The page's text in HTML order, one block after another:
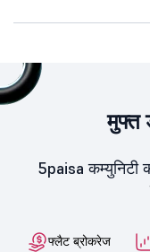
मुफ्त
5paisa कम्युनिटी
फ्लैट ब्रोकरेज